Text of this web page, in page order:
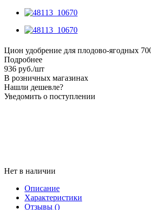
Цион удобрение для плодово-ягодных
Подробнее
936 руб./шт
В розничных магазинах
Нашли дешевле?
Уведомить о поступлении
Нет в наличии
Описание
Характеристики
Отзывы ()